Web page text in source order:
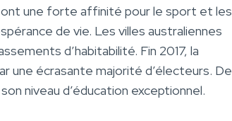
une forte affinité pour le sport et les
de vie. Les villes australiennes
d’habitabilité. Fin 2017, la
une écrasante majorité d’électeurs. De
niveau d’éducation exceptionnel.